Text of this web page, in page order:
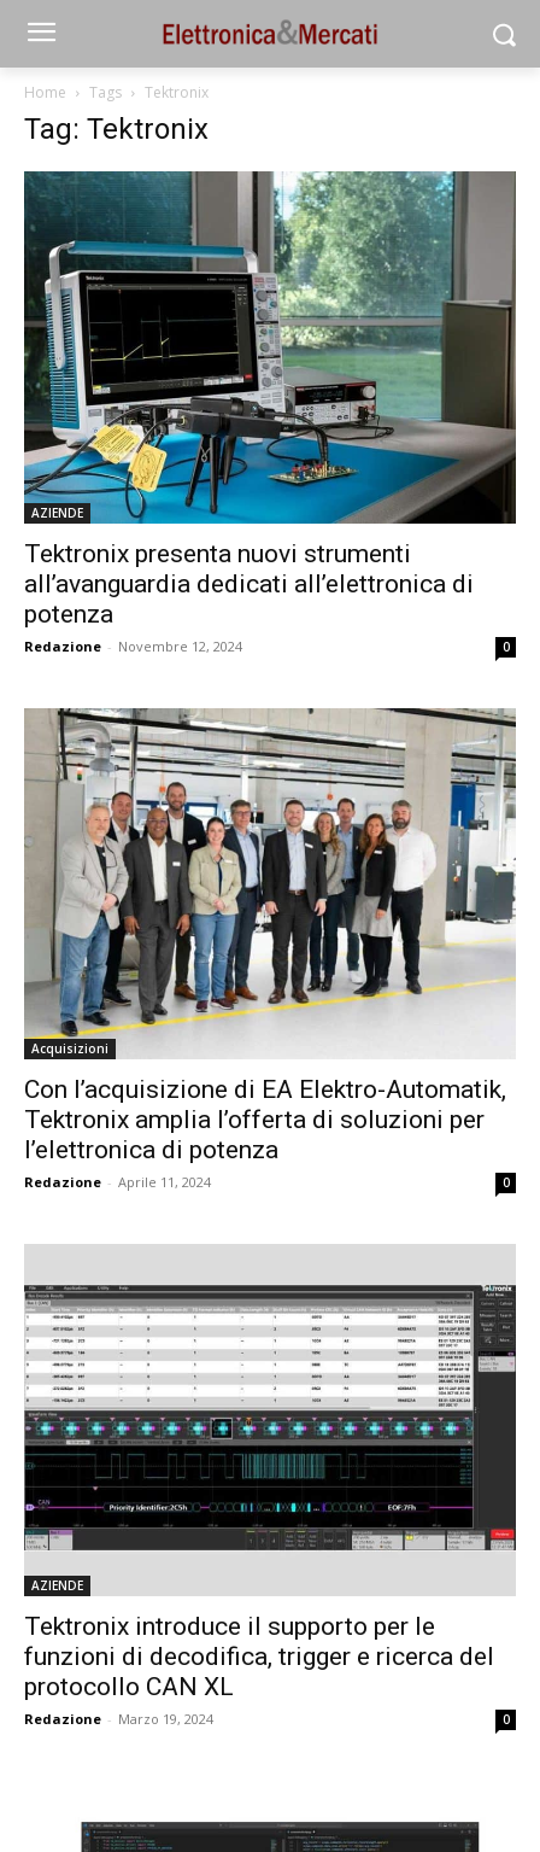
Home Tags Tektronix
Tag: Tektronix
AZIENDE
Tektronix presenta nuovi strumenti
all’avanguardia dedicati all’elettronica di
potenza
Redazione - Novembre 12, 2024 0
Acquisizioni
Con l’acquisizione di EA Elektro-Automatik,
Tektronix amplia l’offerta di soluzioni per
l’elettronica di potenza
Redazione - Aprile 11, 2024 0
AZIENDE
Tektronix introduce il supporto per le
funzioni di decodifica, trigger e ricerca del
protocollo CAN XL
Redazione - Marzo 19, 2024 0